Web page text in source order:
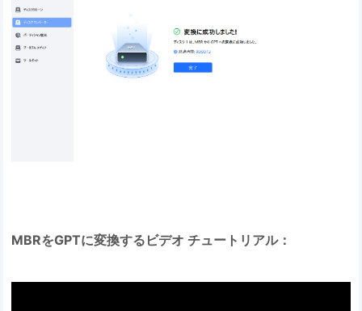
MBRをGPTに変換するビデオ チュートリアル：